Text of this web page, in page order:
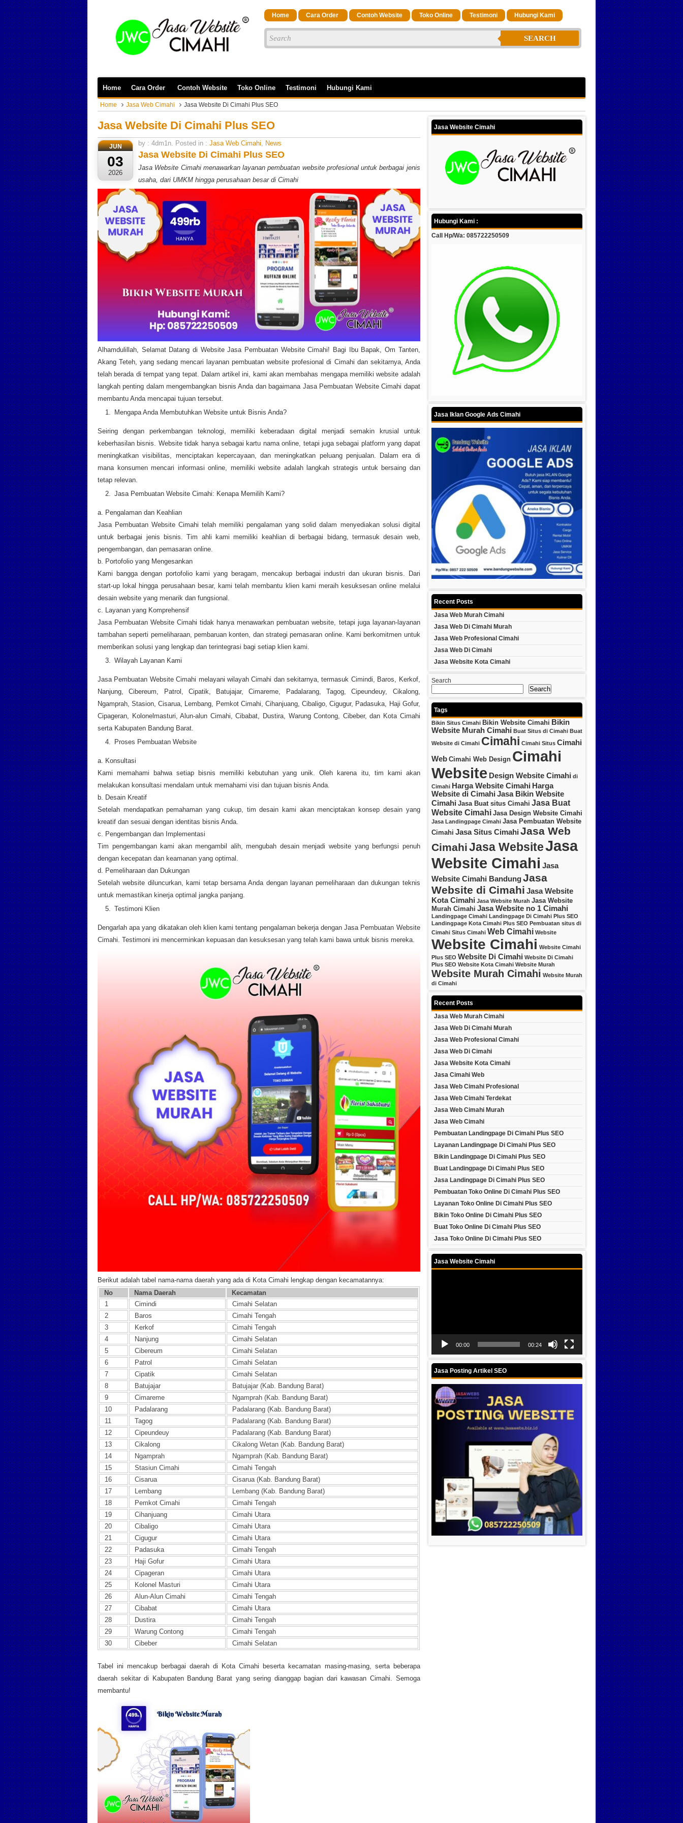
Home Cara Order Contoh Website Toko Online Testimoni Hubungi Kami
SEARCH
Home Cara Order Contoh Website Toko Online Testimoni Hubungi Kami
Home Jasa Web Cimahi Jasa Website Di Cimahi Plus SEO
Jasa Website Di Cimahi Plus SEO
JUN
03
2026
by : 4dm1n. Posted in : Jasa Web Cimahi News
Jasa Website Di Cimahi Plus SEO
Jasa Website Cimahi menawarkan layanan pembuatan website profesional untuk berbagai jenis
usaha, dari UMKM hingga perusahaan besar di Cimahi
Alhamdulillah, Selamat Datang di Website Jasa Pembuatan Website Cimahi! Bagi Ibu Bapak, Om Tanten,
Akang Teteh, yang sedang mencari layanan pembuatan website profesional di Cimahi dan sekitarnya, Anda
telah berada di tempat yang tepat. Dalam artikel ini, kami akan membahas mengapa memiliki website adalah
langkah penting dalam mengembangkan bisnis Anda dan bagaimana Jasa Pembuatan Website Cimahi dapat
membantu Anda mencapai tujuan tersebut.
Mengapa Anda Membutuhkan Website untuk Bisnis Anda?
Seiring dengan perkembangan teknologi, memiliki keberadaan digital menjadi semakin krusial untuk
keberhasilan bisnis. Website tidak hanya sebagai kartu nama online, tetapi juga sebagai platform yang dapat
meningkatkan visibilitas, menciptakan kepercayaan, dan meningkatkan peluang penjualan. Dalam era di
mana konsumen mencari informasi online, memiliki website adalah langkah strategis untuk bersaing dan
tetap relevan.
Jasa Pembuatan Website Cimahi: Kenapa Memilih Kami?
a. Pengalaman dan Keahlian
Jasa Pembuatan Website Cimahi telah memiliki pengalaman yang solid dalam menyediakan solusi digital
untuk berbagai jenis bisnis. Tim ahli kami memiliki keahlian di berbagai bidang, termasuk desain web,
pengembangan, dan pemasaran online.
b. Portofolio yang Mengesankan
Kami bangga dengan portofolio kami yang beragam, mencakup berbagai industri dan ukuran bisnis. Dari
start-up lokal hingga perusahaan besar, kami telah membantu klien kami meraih kesuksesan online melalui
desain website yang menarik dan fungsional.
c. Layanan yang Komprehensif
Jasa Pembuatan Website Cimahi tidak hanya menawarkan pembuatan website, tetapi juga layanan-layanan
tambahan seperti pemeliharaan, pembaruan konten, dan strategi pemasaran online. Kami berkomitmen untuk
memberikan solusi yang lengkap dan terintegrasi bagi setiap klien kami.
Wilayah Layanan Kami
Jasa Pembuatan Website Cimahi melayani wilayah Cimahi dan sekitarnya, termasuk Cimindi, Baros, Kerkof,
Nanjung, Cibereum, Patrol, Cipatik, Batujajar, Cimareme, Padalarang, Tagog, Cipeundeuy, Cikalong,
Ngamprah, Stasion, Cisarua, Lembang, Pemkot Cimahi, Cihanjuang, Cibaligo, Cigugur, Padasuka, Haji Gofur,
Cipageran, Kolonelmasturi, Alun-alun Cimahi, Cibabat, Dustira, Warung Contong, Cibeber, dan Kota Cimahi
serta Kabupaten Bandung Barat.
Proses Pembuatan Website
a. Konsultasi
Kami memahami bahwa setiap bisnis memiliki kebutuhan yang unik. Oleh karena itu, tim kami akan
melakukan konsultasi mendalam untuk memahami visi dan tujuan bisnis Anda.
b. Desain Kreatif
Setelah mendapatkan pemahaman yang cukup, tim desain kami akan menciptakan konsep desain yang
kreatif dan sesuai dengan identitas bisnis Anda.
c. Pengembangan dan Implementasi
Tim pengembangan kami akan mengambil alih, mengubah desain menjadi website yang berfungsi penuh
dengan kecepatan dan keamanan yang optimal.
d. Pemeliharaan dan Dukungan
Setelah website diluncurkan, kami tetap bersama Anda dengan layanan pemeliharaan dan dukungan teknis
untuk memastikan kinerja optimal jangka panjang.
Testimoni Klien
Dengarlah apa yang dikatakan oleh klien kami tentang pengalaman bekerja dengan Jasa Pembuatan Website
Cimahi. Testimoni ini mencerminkan kepuasan dan kesuksesan yang telah kami bawa untuk bisnis mereka.
Berikut adalah tabel nama-nama daerah yang ada di Kota Cimahi lengkap dengan kecamatannya:
No
Nama Daerah
Kecamatan
1
Cimindi
Cimahi Selatan
2
Baros
Cimahi Tengah
3
Kerkof
Cimahi Tengah
4
Nanjung
Cimahi Selatan
5
Cibereum
Cimahi Selatan
6
Patrol
Cimahi Selatan
7
Cipatik
Cimahi Selatan
8
Batujajar
Batujajar (Kab. Bandung Barat)
9
Cimareme
Ngamprah (Kab. Bandung Barat)
10
Padalarang
Padalarang (Kab. Bandung Barat)
11
Tagog
Padalarang (Kab. Bandung Barat)
12
Cipeundeuy
Padalarang (Kab. Bandung Barat)
13
Cikalong
Cikalong Wetan (Kab. Bandung Barat)
14
Ngamprah
Ngamprah (Kab. Bandung Barat)
15
Stasiun Cimahi
Cimahi Tengah
16
Cisarua
Cisarua (Kab. Bandung Barat)
17
Lembang
Lembang (Kab. Bandung Barat)
18
Pemkot Cimahi
Cimahi Tengah
19
Cihanjuang
Cimahi Utara
20
Cibaligo
Cimahi Utara
21
Cigugur
Cimahi Utara
22
Padasuka
Cimahi Tengah
23
Haji Gofur
Cimahi Utara
24
Cipageran
Cimahi Utara
25
Kolonel Masturi
Cimahi Utara
26
Alun-Alun Cimahi
Cimahi Tengah
27
Cibabat
Cimahi Utara
28
Dustira
Cimahi Tengah
29
Warung Contong
Cimahi Tengah
30
Cibeber Cimahi Selatan
Tabel ini mencakup berbagai daerah di Kota Cimahi beserta kecamatan masing-masing, serta beberapa
daerah sekitar di Kabupaten Bandung Barat yang sering dianggap bagian dari kawasan Cimahi. Semoga
membantu!
Jasa Website Cimahi
Hubungi Kami :
Call Hp/Wa: 085722250509
Jasa Iklan Google Ads Cimahi
Recent Posts
Jasa Web Murah Cimahi
Jasa Web Di Cimahi Murah
Jasa Web Profesional Cimahi
Jasa Web Di Cimahi
Jasa Website Kota Cimahi
Search
Search
Tags
Bikin Situs Cimahi Bikin Website Cimahi Bikin
Website Murah Cimahi Buat Situs di Cimahi Buat
Website di Cimahi Cimahi Cimahi Situs Cimahi
Web Cimahi Web Design Cimahi
Website Design Website Cimahi di
Cimahi Harga Website Cimahi Harga
Website di Cimahi Jasa Bikin Website
Cimahi Jasa Buat situs Cimahi Jasa Buat
Website Cimahi Jasa Design Website Cimahi
Jasa Landingpage Cimahi Jasa Pembuatan Website
Cimahi Jasa Situs Cimahi Jasa Web
CimahiJasa WebsiteJasa
Website Cimahi Jasa
Website Cimahi Bandung Jasa
Website di Cimahi Jasa Website
Kota Cimahi Jasa Website Murah Jasa Website
Murah Cimahi Jasa Website no 1 Cimahi
Landingpage Cimahi Landingpage Di Cimahi Plus SEO
Landingpage Kota Cimahi Plus SEO Pembuatan situs di
Cimahi Situs Cimahi Web Cimahi Website
Website Cimahi Website Cimahi
Plus SEO Website Di Cimahi Website Di Cimahi
Plus SEO Website Kota Cimahi Website Murah
Website Murah Cimahi Website Murah
di Cimahi
Recent Posts
Jasa Web Murah Cimahi
Jasa Web Di Cimahi Murah
Jasa Web Profesional Cimahi
Jasa Web Di Cimahi
Jasa Website Kota Cimahi
Jasa Cimahi Web
Jasa Web Cimahi Profesional
Jasa Web Cimahi Terdekat
Jasa Web Cimahi Murah
Jasa Web Cimahi
Pembuatan Landingpage Di Cimahi Plus SEO
Layanan Landingpage Di Cimahi Plus SEO
Bikin Landingpage Di Cimahi Plus SEO
Buat Landingpage Di Cimahi Plus SEO
Jasa Landingpage Di Cimahi Plus SEO
Pembuatan Toko Online Di Cimahi Plus SEO
Layanan Toko Online Di Cimahi Plus SEO
Bikin Toko Online Di Cimahi Plus SEO
Buat Toko Online Di Cimahi Plus SEO
Jasa Toko Online Di Cimahi Plus SEO
Jasa Website Cimahi
00:00 00:24
Jasa Posting Artikel SEO